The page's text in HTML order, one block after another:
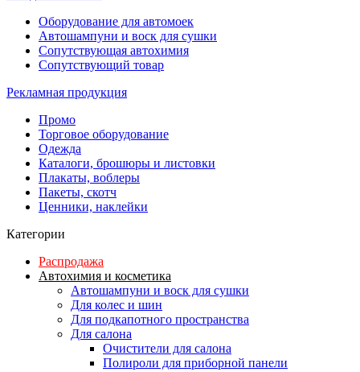
Оборудование для автомоек
Автошампуни и воск для сушки
Сопутствующая автохимия
Сопутствующий товар
Рекламная продукция
Промо
Торговое оборудование
Одежда
Каталоги, брошюры и листовки
Плакаты, воблеры
Пакеты, скотч
Ценники, наклейки
Категории
Распродажа
Автохимия и косметика
Автошампуни и воск для сушки
Для колес и шин
Для подкапотного пространства
Для салона
Очистители для салона
Полироли для приборной панели